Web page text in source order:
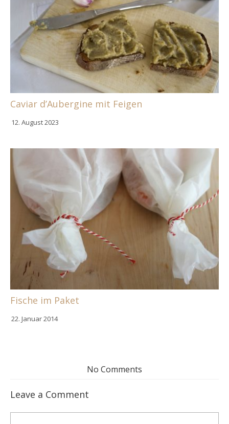
Caviar d’Aubergine mit Feigen
12. August 2023
Fische im Paket
22. Januar 2014
No Comments
Leave a Comment